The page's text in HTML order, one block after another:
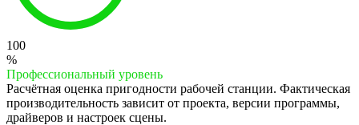
100
%
Профессиональный уровень
Расчётная оценка пригодности рабочей станции. Фактическая
производительность зависит от проекта, версии программы,
драйверов и настроек сцены.